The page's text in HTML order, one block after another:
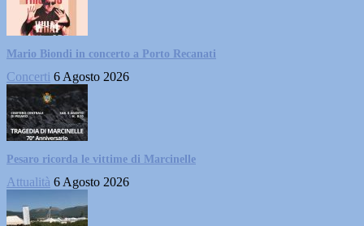
Mario Biondi in concerto a Porto Recanati
Concerti 6 Agosto 2026
Pesaro ricorda le vittime di Marcinelle
Attualità 6 Agosto 2026